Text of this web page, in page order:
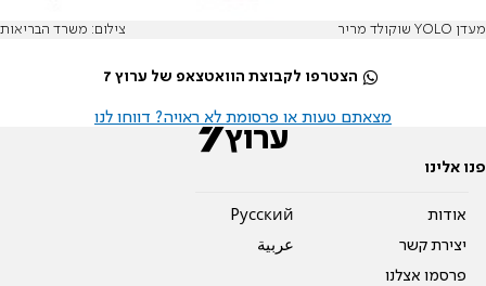
מעדן YOLO שוקולד מריר צילום: משרד הבריאות
הצטרפו לקבוצת הוואטצאפ של ערוץ 7
מצאתם טעות או פרסומת לא ראויה? דווחו לנו
פנו אלינו
אודות
יצירת קשר
פרסמו אצלנו
Pусский
عربية